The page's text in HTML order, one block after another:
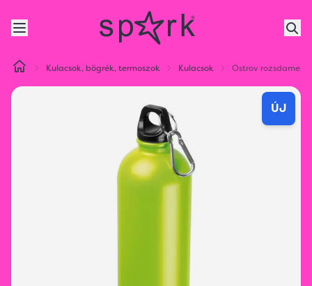
Kulacsok, bögrék, termoszok Kulacsok Ostrov
ÚJ